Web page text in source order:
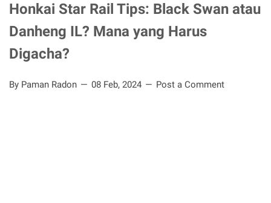
Honkai Star Rail Tips: Black Swan atau
Danheng IL? Mana yang Harus
Digacha?
By Paman Radon 08 Feb, 2024 Post a Comment